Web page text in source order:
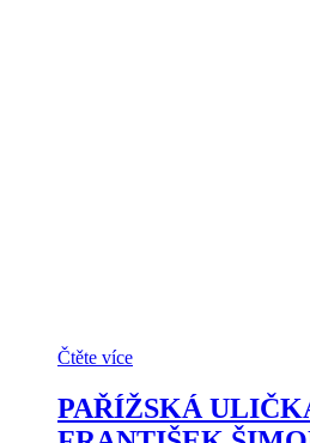
Čtěte více
PAŘÍŽSKÁ